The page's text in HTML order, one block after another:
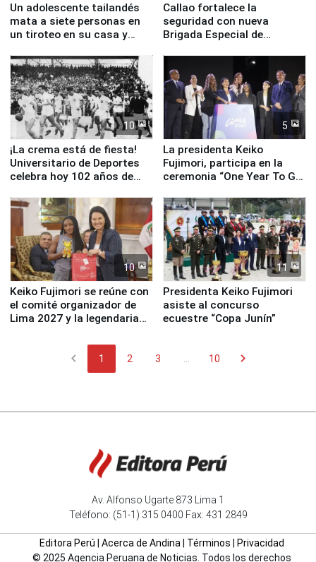
Un adolescente tailandés
mata a siete personas en
un tiroteo en su casa y
Callao fortalece la
seguridad con nueva
Brigada Especial de
equipamiento para
Serenazgo
10
¡La crema está de fiesta!
Universitario de Deportes
celebra hoy 102 años de
5
La presidenta Keiko
Fujimori, participa en la
ceremonia “One Year To Go
10
Keiko Fujimori se reúne con
el comité organizador de
Lima 2027 y la legendaria
11
Presidenta Keiko Fujimori
asiste al concurso
ecuestre “Copa Junín”
chevron_left 1 2 3 10 chevron_right
Av. Alfonso Ugarte 873 Lima 1
Teléfono: (51-1) 315 0400 Fax: 431 2849
Editora Perú Acerca de Andina Términos
Privacidad
© 2025 Agencia Peruana de Noticias. Todos los derechos